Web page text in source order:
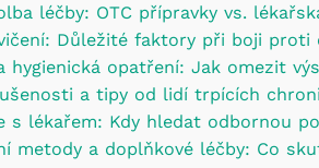
léčby: OTC přípravky vs.
Důležité faktory při boji proti
hygienická opatření: Jak omezit
a tipy od lidí trpících
s lékařem: Kdy hledat odbornou
metody a doplňkové léčby: Co